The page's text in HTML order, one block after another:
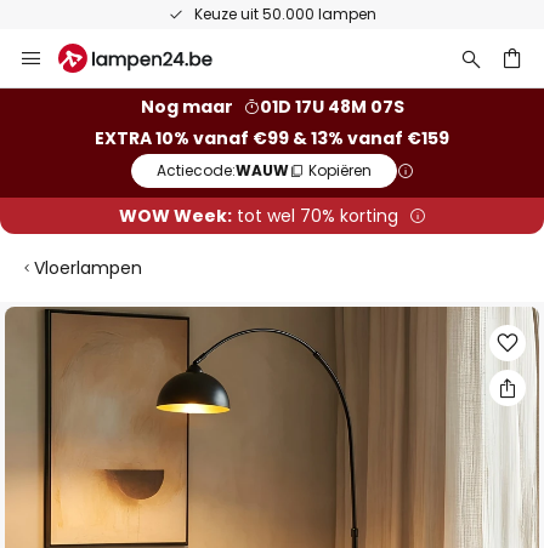
50 dagen bedenktijd
naar
Nog maar
01D 17U 48M 06S
EXTRA 10% vanaf €99 & 13% vanaf €159
Actiecode:WAUW Kopiëren
WOW Week:tot wel 70% korting
Vloerlampen
Ga
de
afbeeldingen-
gallerij